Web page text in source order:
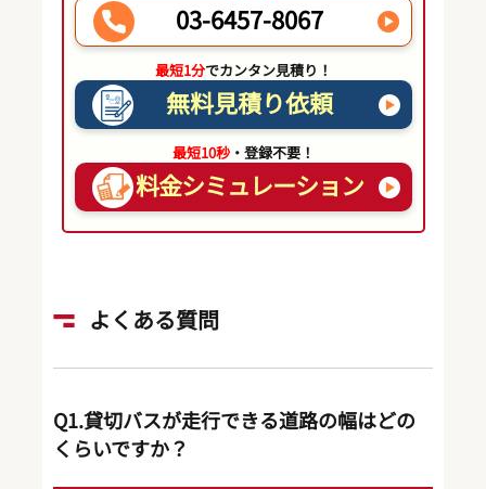
03-6457-8067
最短1分でカンタン見積り！
無料見積り依頼
最短10秒・登録不要！
料金シミュレーション
よくある質問
Q1.貸切バスが走行できる道路の幅はどの
くらいですか？